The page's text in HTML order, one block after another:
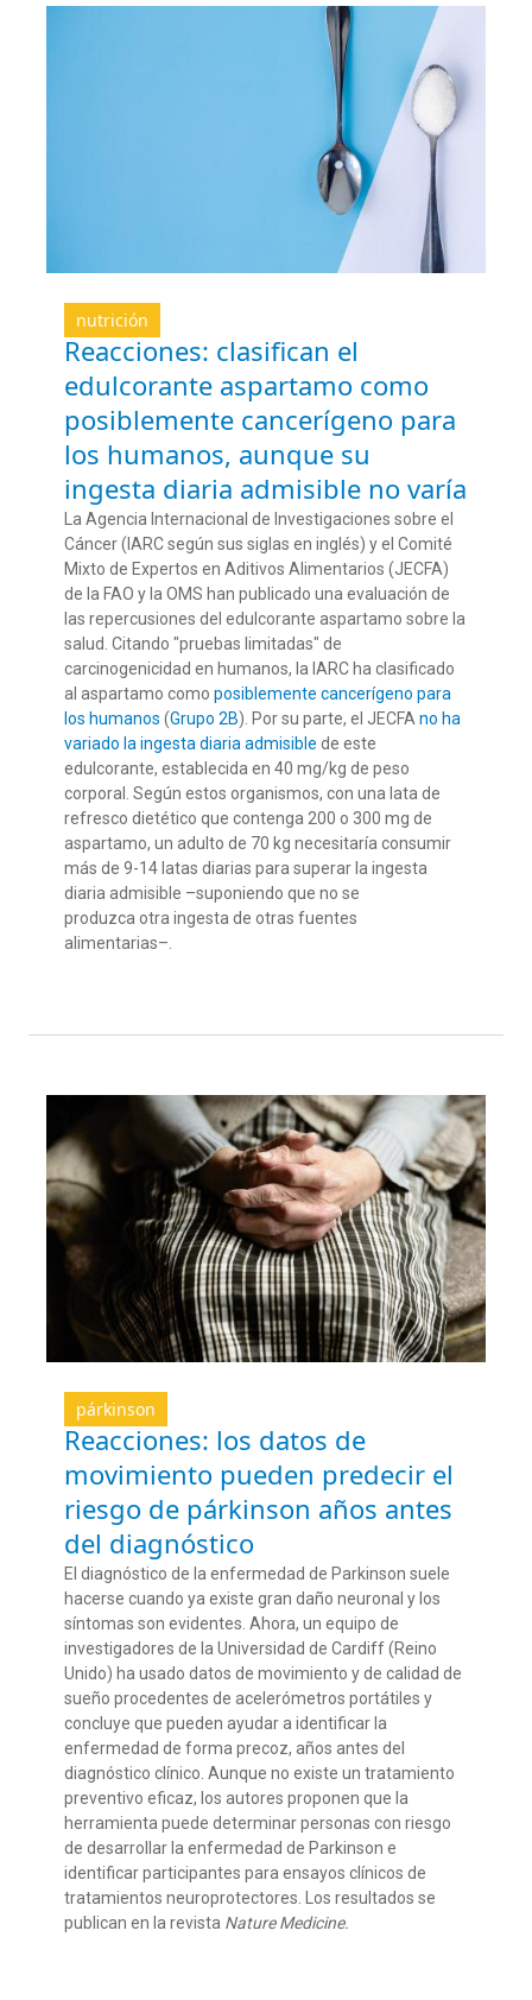
nutrición
Reacciones: clasifican el
edulcorante aspartamo como
posiblemente cancerígeno para
los humanos, aunque su
ingesta diaria admisible no varía
La Agencia Internacional de Investigaciones sobre el
Cáncer (IARC según sus siglas en inglés) y el Comité
Mixto de Expertos en Aditivos Alimentarios (JECFA)
de la FAO y la OMS han publicado una evaluación de
las repercusiones del edulcorante aspartamo sobre la
salud. Citando "pruebas limitadas" de
carcinogenicidad en humanos, la IARC ha clasificado
al aspartamo como posiblemente cancerígeno para
los humanos (Grupo 2B). Por su parte, el JECFA no ha
variado la ingesta diaria admisible de este
edulcorante, establecida en 40 mg/kg de peso
corporal. Según estos organismos, con una lata de
refresco dietético que contenga 200 o 300 mg de
aspartamo, un adulto de 70 kg necesitaría consumir
más de 9-14 latas diarias para superar la ingesta
diaria admisible –suponiendo que no se
produzca otra ingesta de otras fuentes
alimentarias–.
párkinson
Reacciones: los datos de
movimiento pueden predecir el
riesgo de párkinson años antes
del diagnóstico
El diagnóstico de la enfermedad de Parkinson suele
hacerse cuando ya existe gran daño neuronal y los
síntomas son evidentes. Ahora, un equipo de
investigadores de la Universidad de Cardiff (Reino
Unido) ha usado datos de movimiento y de calidad de
sueño procedentes de acelerómetros portátiles y
concluye que pueden ayudar a identificar la
enfermedad de forma precoz, años antes del
diagnóstico clínico. Aunque no existe un tratamiento
preventivo eficaz, los autores proponen que la
herramienta puede determinar personas con riesgo
de desarrollar la enfermedad de Parkinson e
identificar participantes para ensayos clínicos de
tratamientos neuroprotectores. Los resultados se
publican en la revista Nature Medicine.